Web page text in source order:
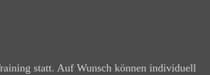
statt. Auf Wunsch können individuell